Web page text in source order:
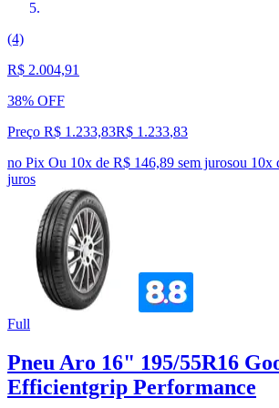
(4)
R$ 2.004,91
38% OFF
Preço R$ 1.233,83R$ 1.233,83
no Pix Ou 10x de R$ 146,89 sem jurosou 10x
juros
Full
Pneu Aro 16" 195/55R16
Efficientgrip Performance